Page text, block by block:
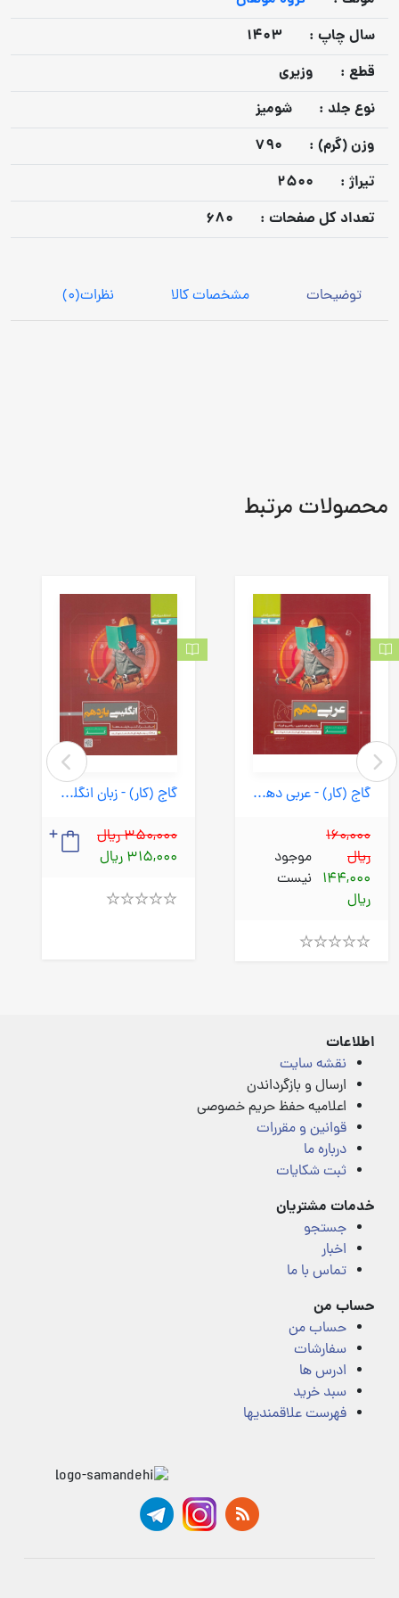
سال چاپ :
1403
قطع :
وزیری
نوع جلد :
شومیز
وزن (گرم) :
790
تيراژ :
2500
تعداد كل صفحات :
680
توضیحات مشخصات کالا نظرات(0)
محصولات مرتبط
گاج (کار) - زبان انگلیسی یازدهم 99
350,000 ریال
315,000 ریال
گاج (کار) - عربی دهم ریاضی تجربی 97
160,000
ریال
144,000
ریال
موجود
نیست
اطلاعات
نقشه سایت
ارسال و بازگرداندن
اعلامیه حفظ حریم خصوصی
قوانین و مقررات
درباره ما
ثبت شکایات
خدمات مشتریان
جستجو
اخبار
تماس با ما
حساب من
حساب من
سفارشات
ادرس ها
سبد خرید
فهرست علاقمندیها